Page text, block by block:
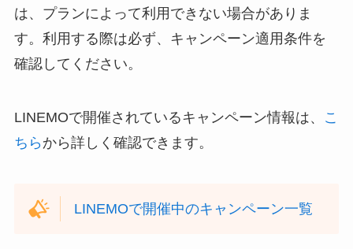
は、プランによって利用できない場合がありま
す。利用する際は必ず、キャンペーン適用条件を
確認してください。
LINEMOで開催されているキャンペーン情報は、
こ
ちら から詳しく確認できます。
LINEMOで開催中のキャンペーン一覧